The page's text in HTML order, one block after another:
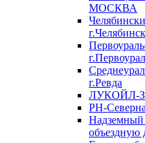
МОСКВА
г.Челябинск
г.Ревда
ЛУКОЙЛ-
РН-
Надземный
объездную